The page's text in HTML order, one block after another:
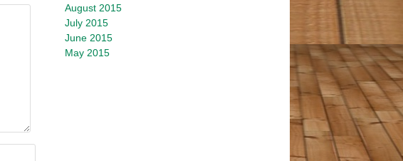
August 2015
July 2015
June 2015
May 2015